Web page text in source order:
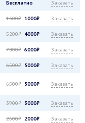
Бесплатно Заказать
1300₽ 1000₽ Заказать
5200₽ 4000₽ Заказать
7800₽ 6000₽ Заказать
6500₽ 5000₽ Заказать
6500₽ 5000₽ Заказать
3900₽ 3000₽ Заказать
2600₽ 2000₽ Заказать